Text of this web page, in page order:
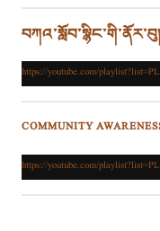
བཀའ་སློབ་སྙིང་གི་ནོར་བུ།
https://youtube.com/
COMMUNITY
https://youtube.com/